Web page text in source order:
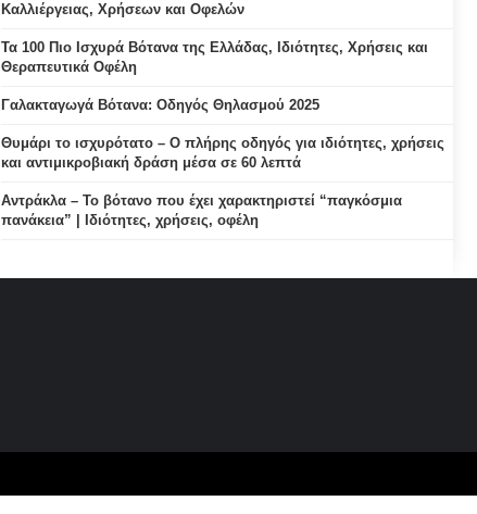
Καλλιέργειας, Χρήσεων και Οφελών
Τα 100 Πιο Ισχυρά Βότανα της Ελλάδας, Ιδιότητες, Χρήσεις και
Θεραπευτικά Οφέλη
Γαλακταγωγά Βότανα: Οδηγός Θηλασμού 2025
Θυμάρι το ισχυρότατο – Ο πλήρης οδηγός για ιδιότητες, χρήσεις
και αντιμικροβιακή δράση μέσα σε 60 λεπτά
Αντράκλα – Το βότανο που έχει χαρακτηριστεί “παγκόσμια
πανάκεια” | Ιδιότητες, χρήσεις, οφέλη